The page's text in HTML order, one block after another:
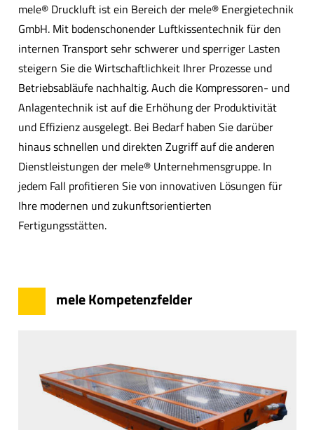
mele® Druckluft ist ein Bereich der mele® Energietechnik
GmbH. Mit bodenschonender Luftkissentechnik für den
internen Transport sehr schwerer und sperriger Lasten
steigern Sie die Wirtschaftlichkeit Ihrer Prozesse und
Betriebsabläufe nachhaltig. Auch die Kompressoren- und
Anlagentechnik ist auf die Erhöhung der Produktivität
und Effizienz ausgelegt. Bei Bedarf haben Sie darüber
hinaus schnellen und direkten Zugriff auf die anderen
Dienstleistungen der mele® Unternehmensgruppe. In
jedem Fall profitieren Sie von innovativen Lösungen für
Ihre modernen und zukunftsorientierten
Fertigungsstätten.
mele Kompetenzfelder